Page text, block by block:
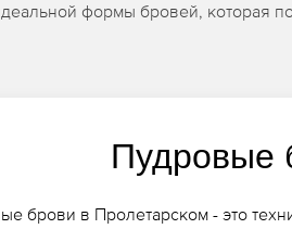
формы бровей, которая
Пудровые
брови в Пролетарском - это